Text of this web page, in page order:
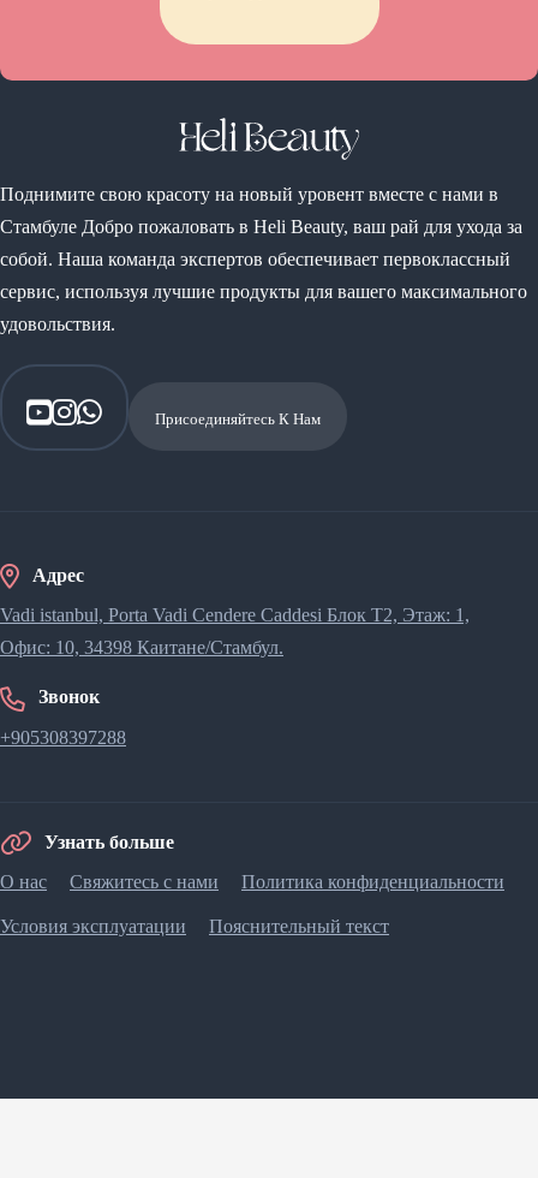
Поднимите свою красоту на новый уровент вместе с нами в
Стамбуле Добро пожаловать в Heli Beauty, ваш рай для ухода за
собой. Наша команда экспертов обеспечивает первоклассный
сервис, используя лучшие продукты для вашего максимального
удовольствия.
Присоединяйтесь К Нам
Адрес
Vadi istanbul, Porta Vadi Cendere Caddesi​ Блок T2, Этаж: 1,
Офис: 10, 34398 Каитане/Стамбул.
Звонок
+905308397288
Узнать больше
О нас
Свяжитесь с нами Политика конфиденциальности
Условия эксплуатации Пояснительный текст